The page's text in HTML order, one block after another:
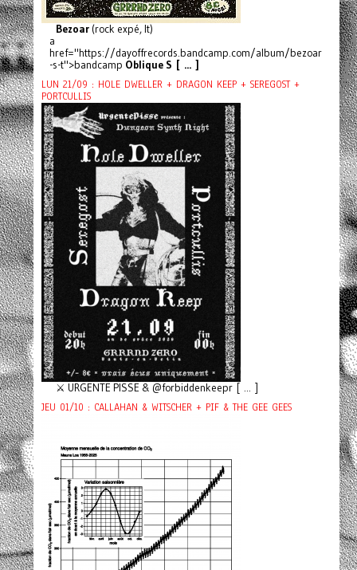
Bezoar(rock expé, It)
a
href="https://dayoffrecords.bandcamp.com/album/bezoar
-s-t">bandcamp Oblique S [ ... ]
LUN 21/09 : HOLE DWELLER + DRAGON KEEP + SEREGOST +
PORTCULLIS
⚔️ URGENTE PISSE & @forbiddenkeepr [ ... ]
JEU 01/10 : CALLAHAN & WITSCHER + PIF & THE GEE GEES